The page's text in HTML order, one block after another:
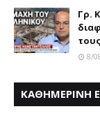
Γρ.
8/
ΚΑΘΗΜΕΡΙΝΗ